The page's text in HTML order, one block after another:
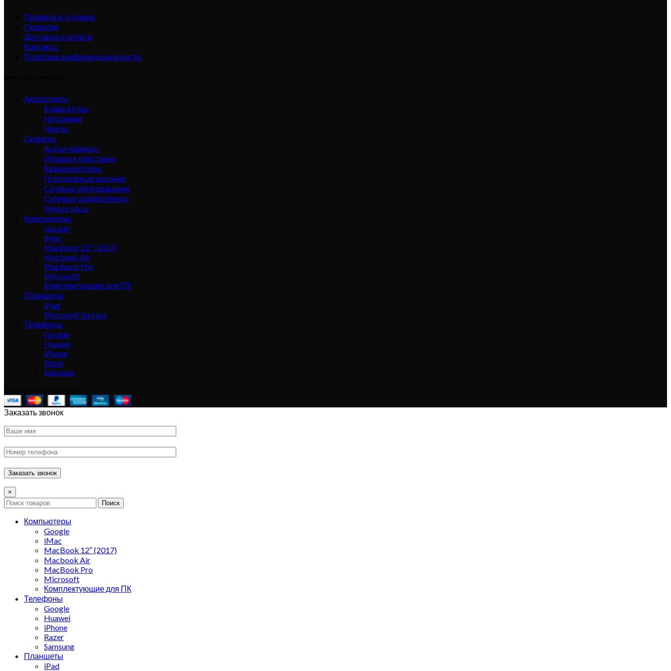
Правила и условия
Гарантии
Доставка и оплата
Контакты
Политика конфиденциальности
Аксессуары
Клавиатуры
Наушники
Чехлы
Гаджеты
Action-камеры
Игровые приставки
Квадрокоптеры
Портативные колонки
Сетевое оборудование
Сетевые аудиоплееры
Умные часы
Компьютеры
Google
iMac
MacBook 12" (2017)
Macbook Air
MacBook Pro
Microsoft
Комплектующие для ПК
Планшеты
iPad
Microsoft Surface
Телефоны
Google
Huawei
iPhone
Razer
Samsung
Заказать звонок
×
Поиск
Компьютеры
Google
iMac
MacBook 12″ (2017)
Macbook Air
MacBook Pro
Microsoft
Комплектующие для ПК
Телефоны
Google
Huawei
iPhone
Razer
Samsung
Планшеты
iPad